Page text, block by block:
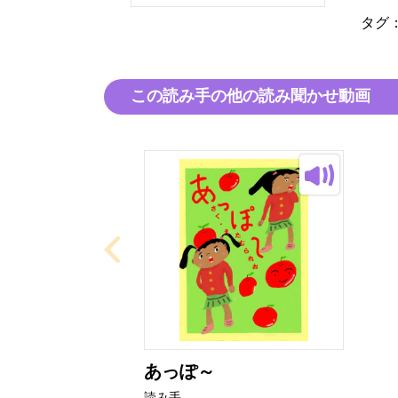
タグ：
この読み手の他の読み聞かせ動画
あっぽ～